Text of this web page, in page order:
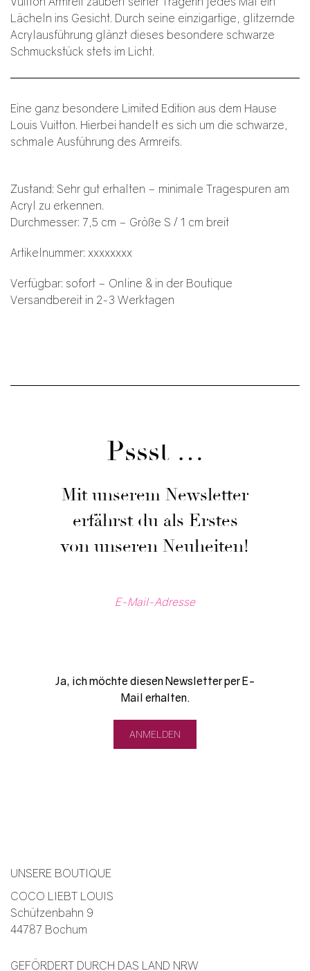
Lächeln ins Gesicht. Durch seine einzigartige, glitzernde
Acrylausführung glänzt dieses besondere schwarze
Schmuckstück stets im Licht.
Eine ganz besondere Limited Edition aus dem Hause
Louis Vuitton. Hierbei handelt es sich um die schwarze,
schmale Ausführung des Armreifs.
Zustand: Sehr gut erhalten – minimale Tragespuren am
Acryl zu erkennen.
Durchmesser: 7,5 cm – Größe S / 1 cm breit
Artikelnummer: xxxxxxxx
Verfügbar: sofort – Online & in der Boutique
Versandbereit in 2-3 Werktagen
Pssst …
Mit unserem Newsletter
erfährst du als Erstes
von unseren Neuheiten!
Ja, ich möchte diesen Newsletter per E-
Mail erhalten.
UNSERE BOUTIQUE
COCO LIEBT LOUIS
Schützenbahn 9
44787 Bochum
GEFÖRDERT DURCH DAS LAND NRW